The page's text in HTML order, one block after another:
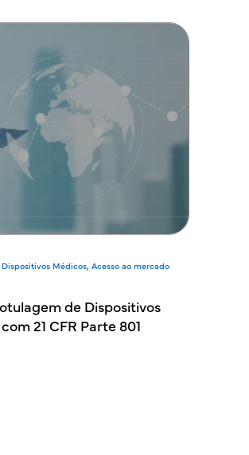
Dispositivos Médicos,Acesso ao mercado
de Dispositivos
21 CFR Parte 801